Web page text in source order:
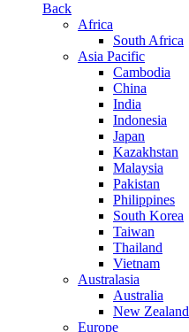
Back
Africa
South Africa
Asia Pacific
Cambodia
China
India
Indonesia
Japan
Kazakhstan
Malaysia
Pakistan
Philippines
South Korea
Taiwan
Thailand
Vietnam
Australasia
Australia
New Zealand
Europe